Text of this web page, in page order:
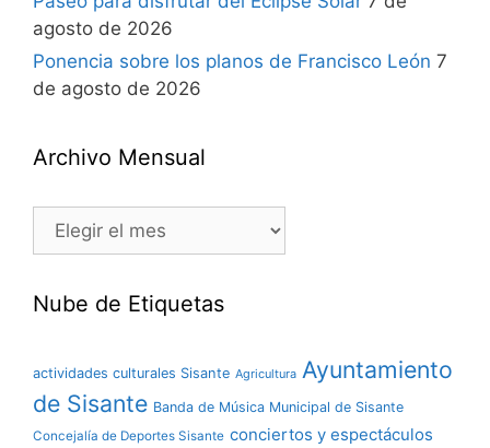
agosto de 2026
Ponencia sobre los planos de Francisco León 7
de agosto de 2026
Archivo Mensual
Nube de Etiquetas
actividades culturales Sisante Agricultura Ayuntamiento
de Sisante Banda de Música Municipal de Sisante
Concejalía de Deportes Sisante conciertos y espectáculos